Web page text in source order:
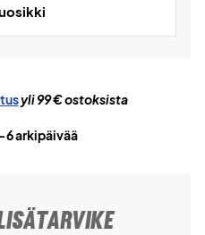
yli 99 € ostoksista
arkipäivää